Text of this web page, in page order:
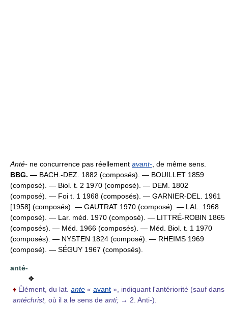
Anté- ne concurrence pas réellement avant-, de même sens.
BBG. — BACH.-DEZ. 1882 (composés). — BOUILLET 1859
(composé). — Biol. t. 2 1970 (composé). — DEM. 1802
(composé). — Foi t. 1 1968 (composés). — GARNIER-DEL. 1961
[1958] (composés). — GAUTRAT 1970 (composé). — LAL. 1968
(composé). — Lar. méd. 1970 (composé). — LITTRÉ-ROBIN 1865
(composés). — Méd. 1966 (composés). — Méd. Biol. t. 1 1970
(composés). — NYSTEN 1824 (composé). — RHEIMS 1969
(composé). — SÉGUY 1967 (composés).
anté-
❖
♦ Élément, du lat. ante « avant », indiquant l'antériorité (sauf dans
antéchrist, où il a le sens de anti; → 2. Anti-).